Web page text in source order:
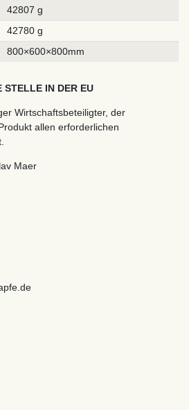
42807 g
42780 g
800×600×800mm
STELLE IN DER EU
Wirtschaftsbeteiligter, der
allen erforderlichen
Maer